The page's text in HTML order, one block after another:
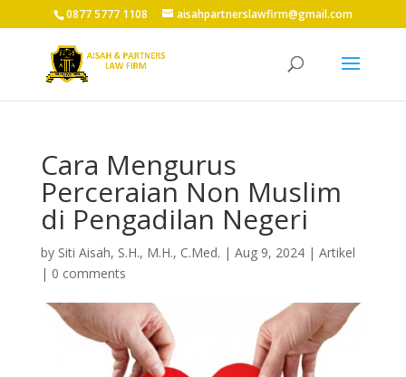
0877 5777 1108 aisahpartnerslawfirm@gmail.com
Cara Mengurus
Perceraian Non Muslim
di Pengadilan Negeri
by Siti Aisah, S.H., M.H., C.Med. | Aug 9, 2024| Artikel
| 0 comments